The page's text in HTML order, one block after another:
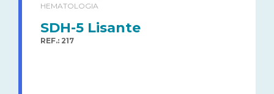
HEMATOLOGIA
SDH-5 Lisante
REF.: 217